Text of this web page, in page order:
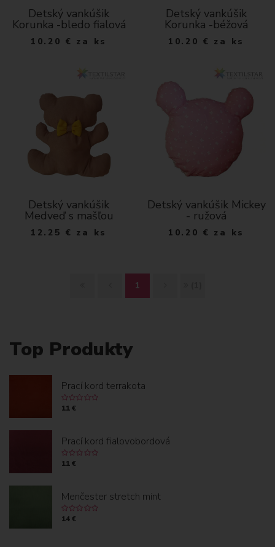
Detský vankúšik
Korunka -bledo fialová
10.20 € za ks
Detský vankúšik
Korunka -béžová
10.20 € za ks
Detský vankúšik
Medveď s mašľou
12.25 € za ks
Detský vankúšik Mickey
- ružová
10.20 € za ks
A
K
Ť
1
Top Produkty
Prací kord terrakota
11 €
Prací kord fialovobordová
11 €
Menčester stretch mint
14 €